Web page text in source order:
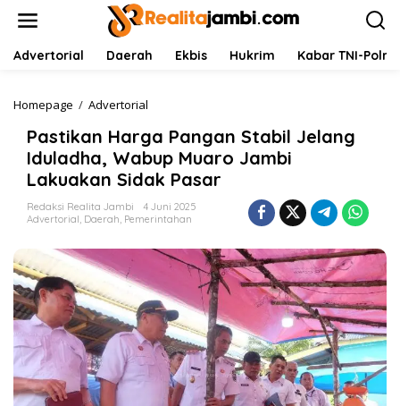
Advertorial Daerah Ekbis Hukrim Kabar TNI-Polri
Homepage / Advertorial
s
t
i
k
a
n
a
g
a
P
a
n
g
a
Pastikan Harga Pangan Stabil Jelang
Iduladha, Wabup Muaro Jambi
Lakuakan Sidak Pasar
Redaksi Realita Jambi
4 Juni 2025
Advertorial, Daerah, Pemerintahan